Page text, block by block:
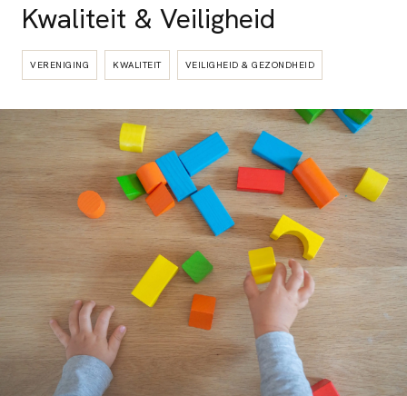
Kwaliteit & Veiligheid
VERENIGING KWALITEIT VEILIGHEID & GEZONDHEID